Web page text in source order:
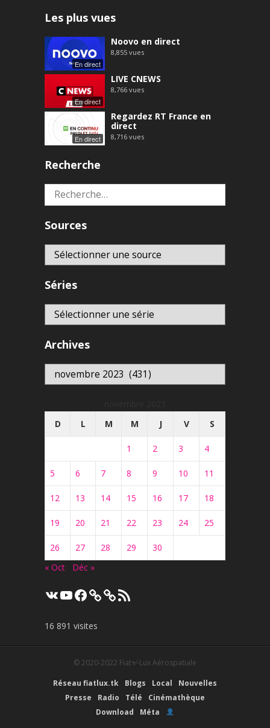
Les plus vues
En direct
Noovo en direct
8,855 vues
En direct
LIVE CNEWS
8,766 vues
En direct
Regardez RT France en
direct
8,716 vues
Recherche
Rechercher :
Sources
Séries
Archives
Archives
D
L M M J V S
1 2 3 4
5 6 7 8 9 10 11
12 13 14 15 16 17 18
19 20 21 22 23 24 25
26 27 28 29
30
« Oct
Déc »
VK YouTube
Facebook Flux
RSS
16 891 visites
© 2020-2022 Fiat+⁄-Lux Aérospatiale
Réseau fiatlux.tk
Blogs Local
Nouvelles
Presse
Radio Télé
Cinémathèque
Download
Méta